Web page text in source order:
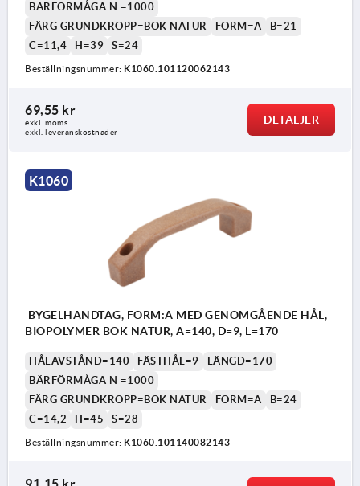
BÄRFÖRMÅGA N =1000
FÄRG GRUNDKROPP=BOK NATUR
FORM=A
B=21
C=11,4
H=39 S=24
Beställningsnummer: K1060.101120062143
69,55 kr
exkl. moms
exkl. leveranskostnader
DETALJER
K1060
BYGELHANDTAG, FORM:A MED GENOMGÅENDE HÅL,
BIOPOLYMER BOK NATUR, A=140, D=9, L=170
HÅLAVSTÅND=140 FÄSTHÅL=9
LÄNGD=170
BÄRFÖRMÅGA N =1000
FÄRG GRUNDKROPP=BOK NATUR
FORM=A
B=24
C=14,2
H=45 S=28
Beställningsnummer: K1060.101140082143